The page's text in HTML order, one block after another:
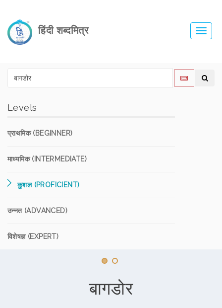
हिंदी शब्दमित्र
Levels
प्राथमिक (BEGINNER)
माध्यमिक (INTERMEDIATE)
कुशल (PROFICIENT)
उन्नत (ADVANCED)
विशेषज्ञ (EXPERT)
बागडोर